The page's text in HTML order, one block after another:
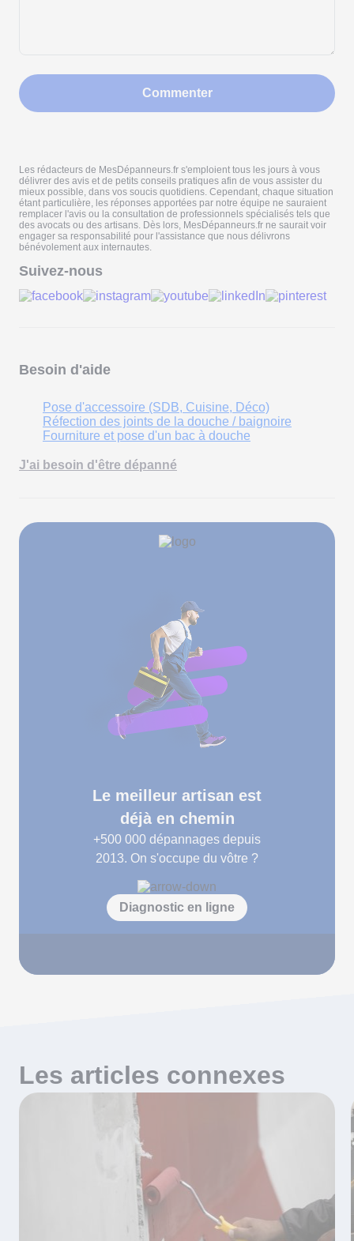
Commenter
Les rédacteurs de MesDépanneurs.fr s'emploient tous les jours à vous
délivrer des avis et de petits conseils pratiques afin de vous assister du
mieux possible, dans vos soucis quotidiens. Cependant, chaque situation
étant particulière, les réponses apportées par notre équipe ne sauraient
remplacer l'avis ou la consultation de professionnels spécialisés tels que
des avocats ou des artisans. Dès lors, MesDépanneurs.fr ne saurait voir
engager sa responsabilité pour l'assistance que nous délivrons
bénévolement aux internautes.
Suivez-nous
Besoin d'aide
Pose d'accessoire (SDB, Cuisine, Déco)
Réfection des joints de la douche / baignoire
Fourniture et pose d'un bac à douche
J'ai besoin d'être dépanné
Le meilleur artisan est
déjà en chemin
+500 000 dépannages depuis
2013. On s'occupe du vôtre ?
Diagnostic en ligne
Les articles connexes